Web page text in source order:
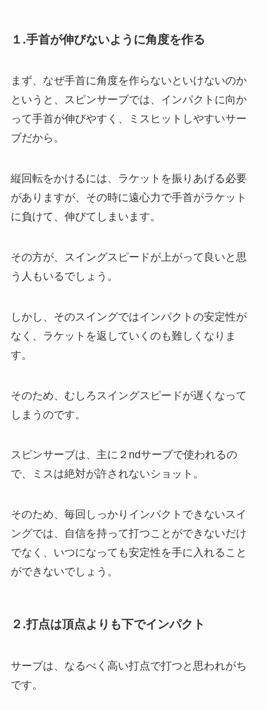
１.手首が伸びないように角度を作る
まず、なぜ手首に角度を作らないといけないのか
というと、スピンサーブでは、インパクトに向か
って手首が伸びやすく、ミスヒットしやすいサー
ブだから。
縦回転をかけるには、ラケットを振りあげる必要
がありますが、その時に遠心力で手首がラケット
に負けて、伸びてしまいます。
その方が、スイングスピードが上がって良いと思
う人もいるでしょう。
しかし、そのスイングではインパクトの安定性が
なく、ラケットを返していくのも難しくなりま
す。
そのため、むしろスイングスピードが遅くなって
しまうのです。
スピンサーブは、主に２ndサーブで使われるの
で、ミスは絶対が許されないショット。
そのため、毎回しっかりインパクトできないスイ
ングでは、自信を持って打つことができないだけ
でなく、いつになっても安定性を手に入れること
ができないでしょう。
２.打点は頂点よりも下でインパクト
サーブは、なるべく高い打点で打つと思われがち
です。